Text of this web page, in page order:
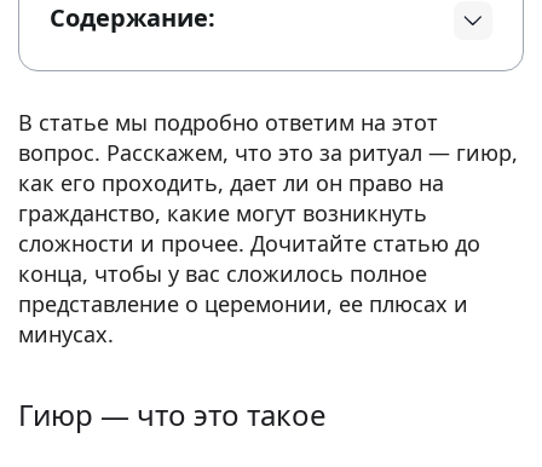
Содержание:
В статье мы подробно ответим на этот
вопрос. Расскажем, что это за ритуал — гиюр,
как его проходить, дает ли он право на
гражданство, какие могут возникнуть
сложности и прочее. Дочитайте статью до
конца, чтобы у вас сложилось полное
представление о церемонии, ее плюсах и
минусах.
Гиюр — что это такое